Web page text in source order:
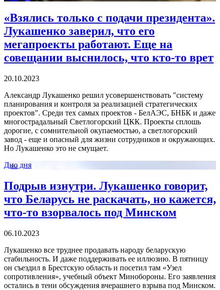
«Взялись только с подачи президента».
Лукашенко заверил, что его
мегапроекты работают. Еще на
совещании выснилось, что кто-то врет
20.10.2023
Александр Лукашенко решил усовершенствовать "систему
планирования и контроля за реализацией стратегических
проектов". Среди тех самых проектов - БелАЭС, БНБК и даже
многострадальный Светлогорский ЦКК. Проекты сплошь
дорогие, с сомнительной окупаемостью, а светлогорский
завод - еще и опасный для жизни сотрудников и окружающих.
Но Лукашенко это не смущает.
Дно дня
Подрыв изнутри. Лукашенко говорит,
что Беларусь не раскачать, но кажется,
что-то взорвалось под Минском
06.10.2023
Лукашенко все труднее продавать народу беларускую
стабильность. И даже поддерживать ее иллюзию. В пятницу
он съездил в Брестскую область и посетил там «Узел
сопротивления», учебный объект Минобороны. Его заявления
остались в тени обсуждения вчерашнего взрыва под Минском.